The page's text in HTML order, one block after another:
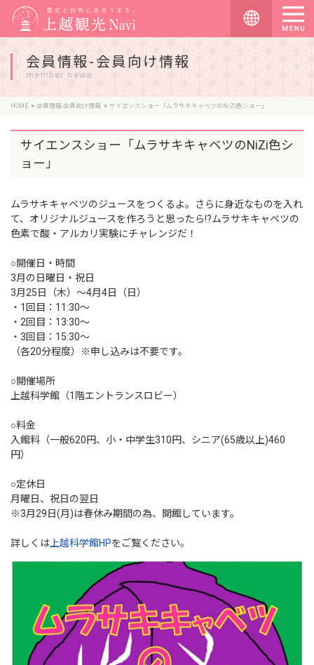
会員情報-会員向け情報
member news
HOME 会員情報-会員向け情報 サイエンスショー「ムラサキキャベツのNiZi色ショー」
サイエンスショー「ムラサキキャベツのNiZi色シ
ョー」
ムラサキキャベツのジュースをつくるよ。さらに身近なものを入れ
て、オリジナルジュースを作ろうと思ったら!?ムラサキキャベツの
色素で酸・アルカリ実験にチャレンジだ！
○開催日・時間
3月の日曜日・祝日
3月25日（木）〜4月4日（日）
・1回目：11:30～
・2回目：13:30～
・3回目：15:30～
（各20分程度）※申し込みは不要です。
○開催場所
上越科学館（1階エントランスロビー）
○料金
入館料（一般620円、小・中学生310円、シニア(65歳以上)460
円）
○定休日
月曜日、祝日の翌日
※3月29日(月)は春休み期間の為、開館しています。
詳しくは 上越科学館HPをご覧ください。